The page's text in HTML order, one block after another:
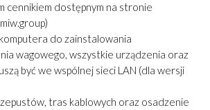
cennikiem dostępnym na stronie
do zainstalowania
wagowego, wszystkie urządzenia oraz
być we wspólnej sieci LAN (dla wersji
tras kablowych oraz osadzenie